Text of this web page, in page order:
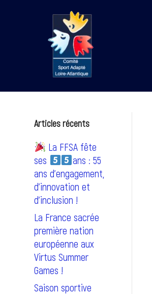
Articles récents
La FFSA fête
ses
ans : 55
ans d’engagement,
d’innovation et
d’inclusion !
La France sacrée
première nation
européenne aux
Virtus Summer
Games !
Saison sportive